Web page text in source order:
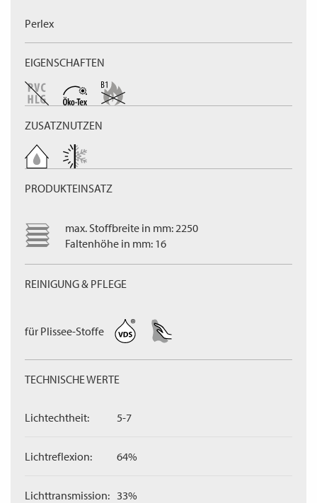
Perlex
EIGENSCHAFTEN
ZUSATZNUTZEN
PRODUKTEINSATZ
max. Stoffbreite in mm: 2250
Faltenhöhe in mm: 16
REINIGUNG & PFLEGE
für Plissee-Stoffe
TECHNISCHE WERTE
Lichtechtheit: 5-7
Lichtreflexion: 64%
Lichttransmission: 33%